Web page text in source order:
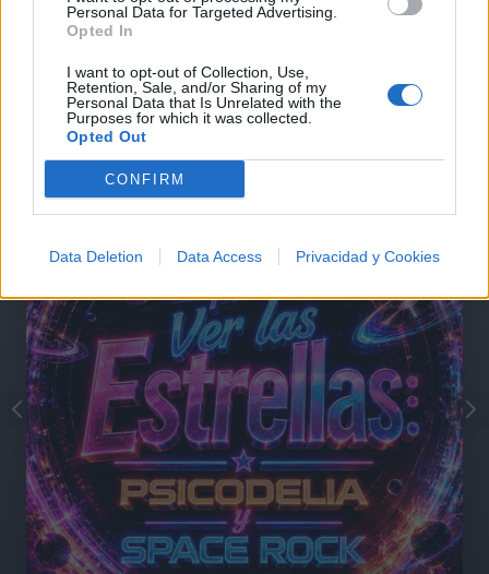
Personal Data for Targeted Advertising.
Opted In
I want to opt-out of Collection, Use,
Retention, Sale, and/or Sharing of my
Personal Data that Is Unrelated with the
Purposes for which it was collected.
Opted Out
CONFIRM
Data Deletion Data Access Privacidad y Cookies
@musicapuntocom